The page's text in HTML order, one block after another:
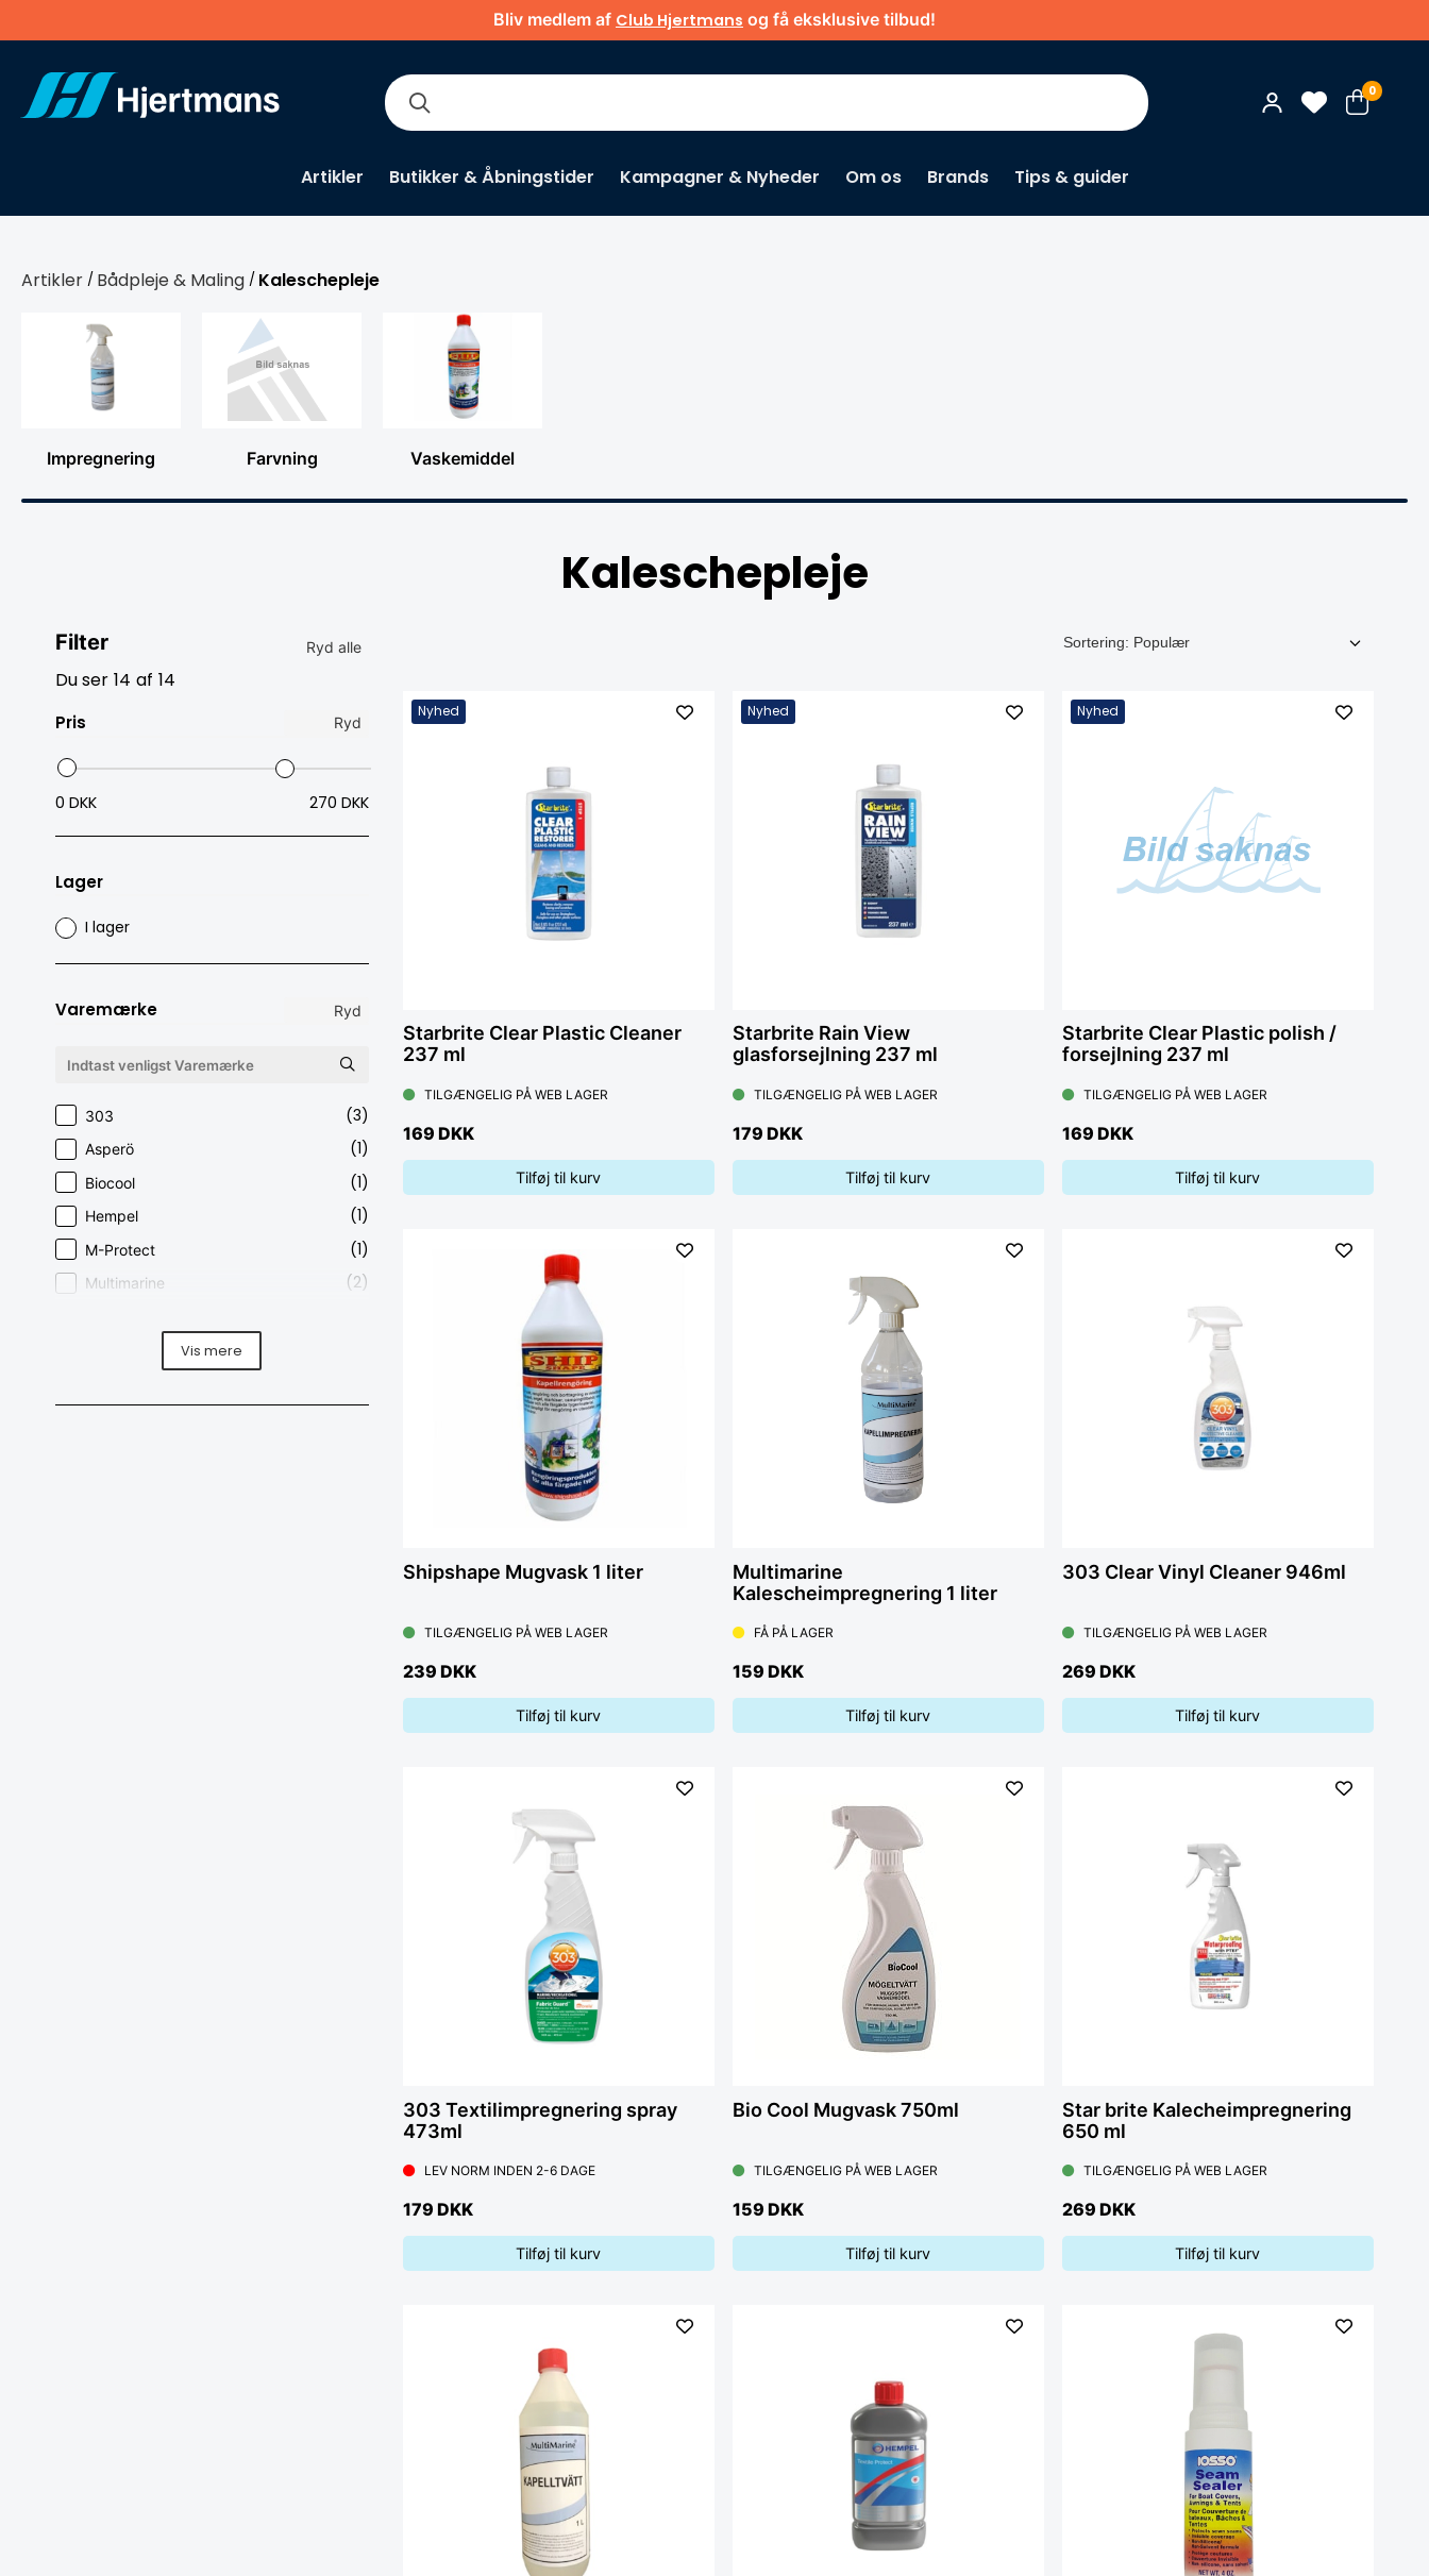
Bliv medlem af Club Hjertmans og få eksklusive tilbud!
0
Artikler Butikker & Åbningstider Kampagner & Nyheder Om os Brands Tips & guider
Artikler / Bådpleje & Maling / Kaleschepleje
Impregnering Farvning Vaskemiddel
Kaleschepleje
Filter Ryd alle
Du ser 14 af 14
Pris Ryd
0 DKK 270 DKK
Lager
I lager
Varemærke Ryd
303 (3)
Asperö (1)
Biocool (1)
Hempel (1)
M-Protect (1)
Multimarine (2)
Vis mere
Nyhed
Starbrite Clear Plastic Cleaner
237 ml
TILGÆNGELIG PÅ WEB LAGER
169 DKK
Tilføj til kurv
Nyhed
Starbrite Rain View
glasforsejlning 237 ml
TILGÆNGELIG PÅ WEB LAGER
179 DKK
Tilføj til kurv
Nyhed
Starbrite Clear Plastic polish /
forsejlning 237 ml
TILGÆNGELIG PÅ WEB LAGER
169 DKK
Tilføj til kurv
Shipshape Mugvask 1 liter
TILGÆNGELIG PÅ WEB LAGER
239 DKK
Tilføj til kurv
Multimarine
Kalescheimpregnering 1 liter
FÅ PÅ LAGER
159 DKK
Tilføj til kurv
303 Clear Vinyl Cleaner 946ml
TILGÆNGELIG PÅ WEB LAGER
269 DKK
Tilføj til kurv
303 Textilimpregnering spray
473ml
LEV NORM INDEN 2-6 DAGE
179 DKK
Tilføj til kurv
Bio Cool Mugvask 750ml
TILGÆNGELIG PÅ WEB LAGER
159 DKK
Tilføj til kurv
Star brite Kalecheimpregnering
650 ml
TILGÆNGELIG PÅ WEB LAGER
269 DKK
Tilføj til kurv